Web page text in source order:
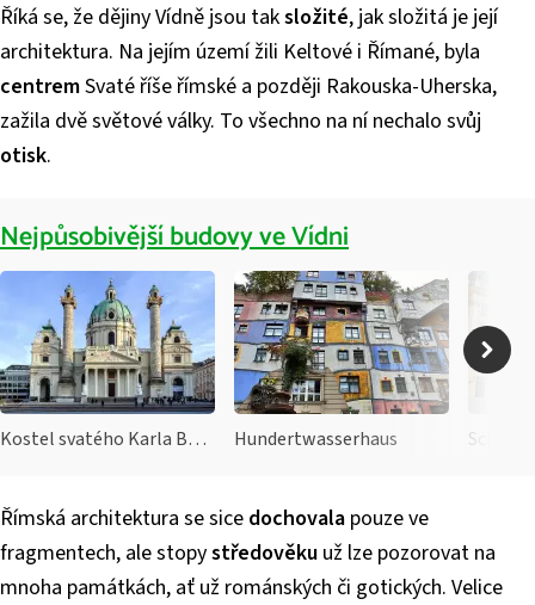
Říká se, že dějiny Vídně jsou taksložité, jak složitá je její
architektura. Na jejím území žili Keltové i Římané, byla
centremSvaté říše římské a později Rakouska-Uherska,
zažila dvě světové války. To všechno na ní nechalo svůj
otisk.
Nejpůsobivější budovy ve Vídni
Kostel svatého Karla Boromejského Hundertwasserhaus
Římská architektura se sice dochovala pouze ve
fragmentech, ale stopystředověku už lze pozorovat na
mnoha památkách, ať už románských či gotických. Velice